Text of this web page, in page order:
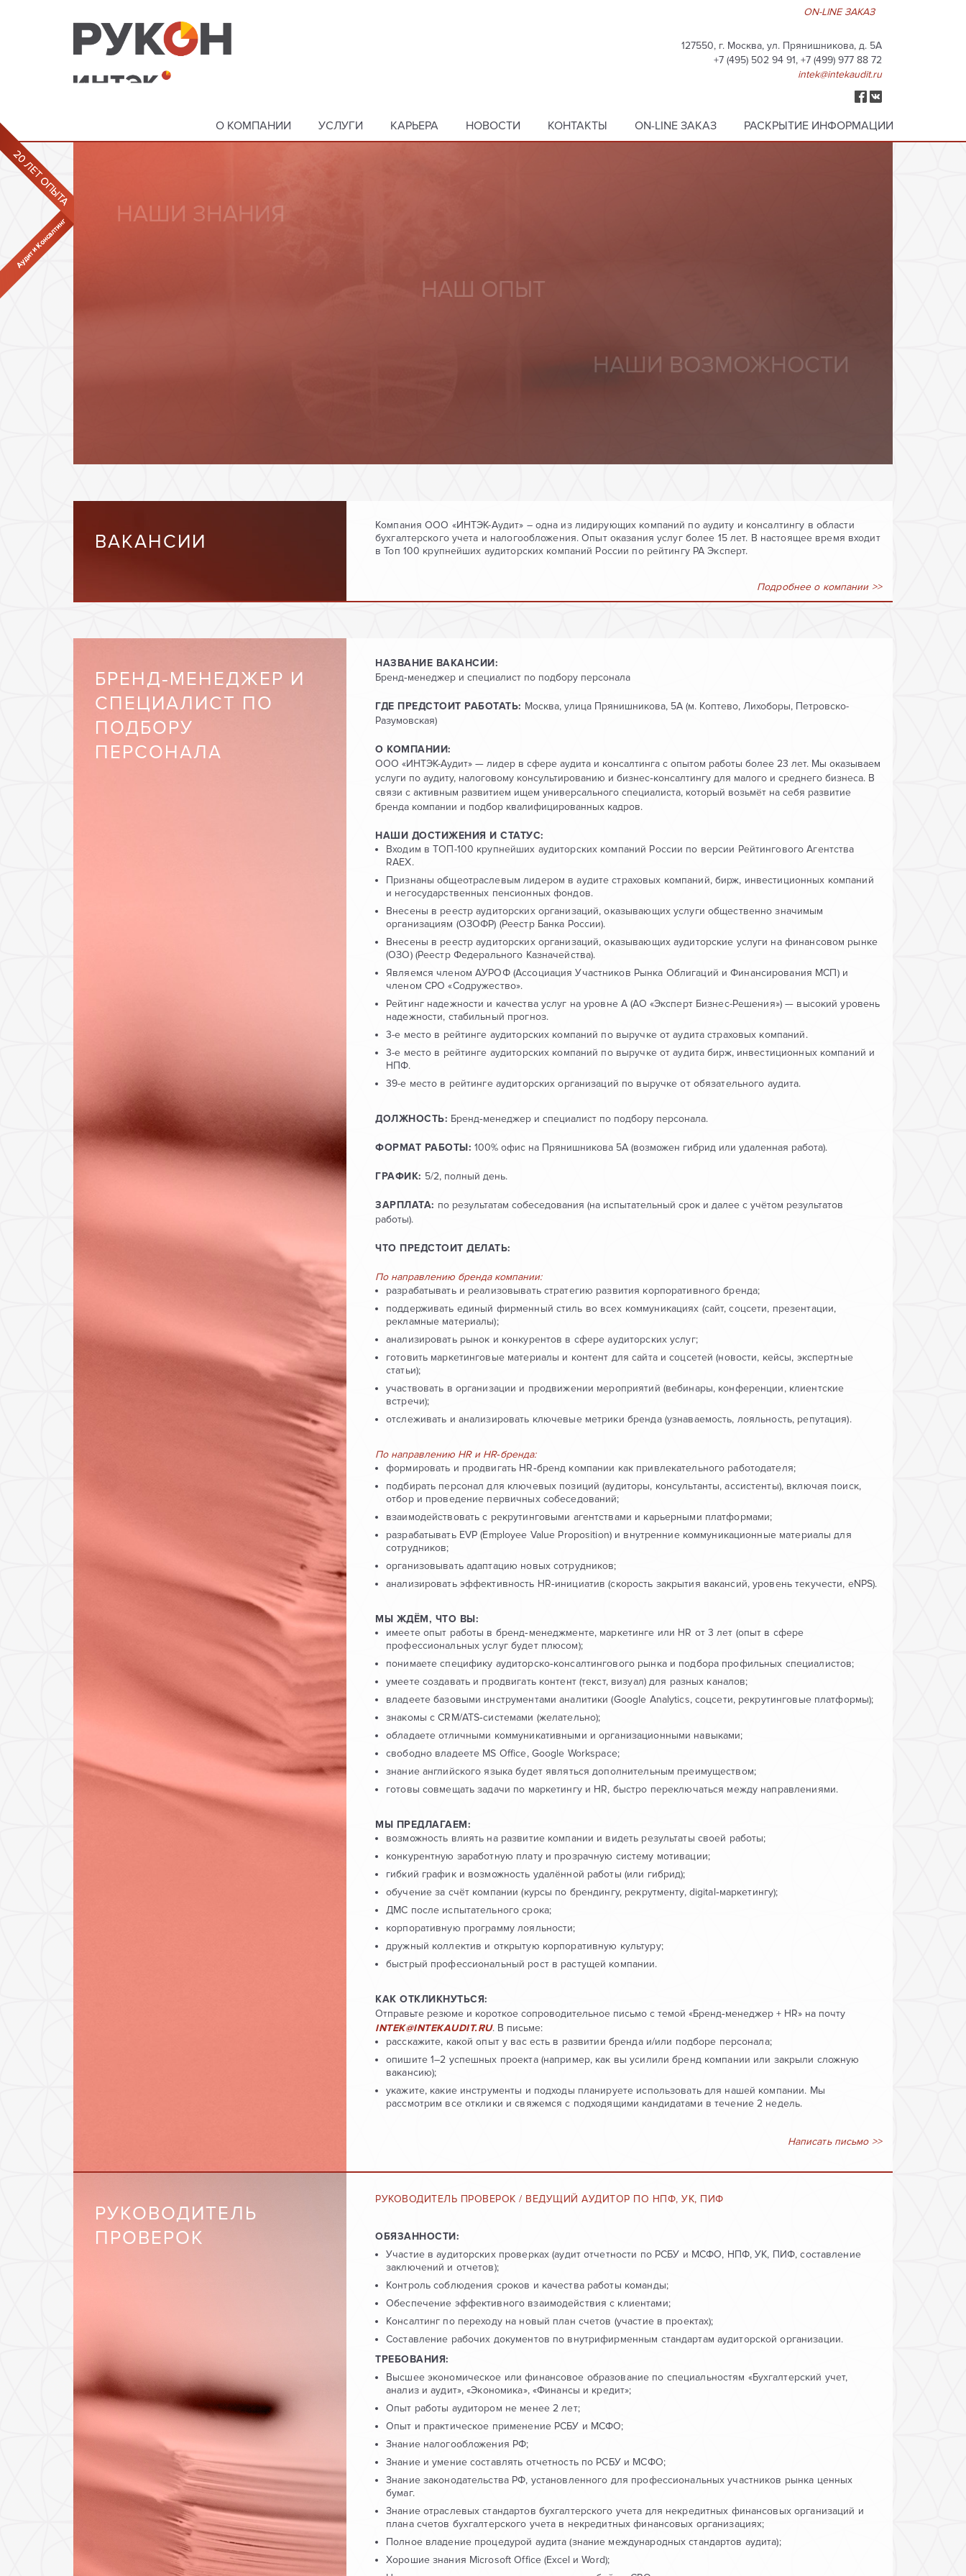
ON-LINE ЗАКАЗ
127550, г. Москва, ул. Прянишникова, д. 5А
+7 (495) 502 94 91, +7 (499) 977 88 72
intek@intekaudit.ru
О КОМПАНИИ УСЛУГИ КАРЬЕРА НОВОСТИ КОНТАКТЫ ON-LINE ЗАКАЗ РАСКРЫТИЕ ИНФОРМАЦИИ
«НАЙДИ СЕБЕ ДЕЛО ПО ДУШЕ, И ТЕБЕ НЕ ПРИДЁТСЯ РАБОТАТЬ
НИ ОДНОГО ДНЯ В СВОЕЙ ЖИЗНИ»
ВАКАНСИИ
Компания ООО «ИНТЭК-Аудит» – одна из лидирующих компаний по аудиту и консалтингу в области
бухгалтерского учета и налогообложения. Опыт оказания услуг более 15 лет. В настоящее время входит
в Топ 100 крупнейших аудиторских компаний России по рейтингу РА Эксперт.
Подробнее о компании >>
БРЕНД‑МЕНЕДЖЕР И
СПЕЦИАЛИСТ ПО
ПОДБОРУ
ПЕРСОНАЛА
НАЗВАНИЕ ВАКАНСИИ:
Бренд‑менеджер и специалист по подбору персонала
ГДЕ ПРЕДСТОИТ РАБОТАТЬ: Москва, улица Прянишникова, 5А (м. Коптево, Лихоборы, Петровско-
Разумовская)
О КОМПАНИИ:
ООО «ИНТЭК-Аудит» — лидер в сфере аудита и консалтинга с опытом работы более 23 лет. Мы оказываем
услуги по аудиту, налоговому консультированию и бизнес‑консалтингу для малого и среднего бизнеса. В
связи с активным развитием ищем универсального специалиста, который возьмёт на себя развитие
бренда компании и подбор квалифицированных кадров.
НАШИ ДОСТИЖЕНИЯ И СТАТУС:
Входим в ТОП-100 крупнейших аудиторских компаний России по версии Рейтингового Агентства
RAEX.
Признаны общеотраслевым лидером в аудите страховых компаний, бирж, инвестиционных компаний
и негосударственных пенсионных фондов.
Внесены в реестр аудиторских организаций, оказывающих услуги общественно значимым
организациям (ОЗОФР) (Реестр Банка России).
Внесены в реестр аудиторских организаций, оказывающих аудиторские услуги на финансовом рынке
(ОЗО) (Реестр Федерального Казначейства).
Являемся членом АУРОФ (Ассоциация Участников Рынка Облигаций и Финансирования МСП) и
членом СРО «Содружество».
Рейтинг надежности и качества услуг на уровне A (АО «Эксперт Бизнес-Решения») — высокий уровень
надежности, стабильный прогноз.
3-е место в рейтинге аудиторских компаний по выручке от аудита страховых компаний.
3-е место в рейтинге аудиторских компаний по выручке от аудита бирж, инвестиционных компаний и
НПФ.
39-е место в рейтинге аудиторских организаций по выручке от обязательного аудита.
ДОЛЖНОСТЬ: Бренд‑менеджер и специалист по подбору персонала.
ФОРМАТ РАБОТЫ: 100% офис на Прянишникова 5А (возможен гибрид или удаленная работа).
ГРАФИК: 5/2, полный день.
ЗАРПЛАТА: по результатам собеседования (на испытательный срок и далее с учётом результатов
работы).
ЧТО ПРЕДСТОИТ ДЕЛАТЬ:
По направлению бренда компании:
разрабатывать и реализовывать стратегию развития корпоративного бренда;
поддерживать единый фирменный стиль во всех коммуникациях (сайт, соцсети, презентации,
рекламные материалы);
анализировать рынок и конкурентов в сфере аудиторских услуг;
готовить маркетинговые материалы и контент для сайта и соцсетей (новости, кейсы, экспертные
статьи);
участвовать в организации и продвижении мероприятий (вебинары, конференции, клиентские
встречи);
отслеживать и анализировать ключевые метрики бренда (узнаваемость, лояльность, репутация).
По направлению HR и HR‑бренда:
формировать и продвигать HR‑бренд компании как привлекательного работодателя;
подбирать персонал для ключевых позиций (аудиторы, консультанты, ассистенты), включая поиск,
отбор и проведение первичных собеседований;
взаимодействовать с рекрутинговыми агентствами и карьерными платформами;
разрабатывать EVP (Employee Value Proposition) и внутренние коммуникационные материалы для
сотрудников;
организовывать адаптацию новых сотрудников;
анализировать эффективность HR‑инициатив (скорость закрытия вакансий, уровень текучести, eNPS).
МЫ ЖДЁМ, ЧТО ВЫ:
имеете опыт работы в бренд‑менеджменте, маркетинге или HR от 3 лет (опыт в сфере
профессиональных услуг будет плюсом);
понимаете специфику аудиторско‑консалтингового рынка и подбора профильных специалистов;
умеете создавать и продвигать контент (текст, визуал) для разных каналов;
владеете базовыми инструментами аналитики (Google Analytics, соцсети, рекрутинговые платформы);
знакомы с CRM/ATS‑системами (желательно);
обладаете отличными коммуникативными и организационными навыками;
свободно владеете MS Office, Google Workspace;
знание английского языка будет являться дополнительным преимуществом;
готовы совмещать задачи по маркетингу и HR, быстро переключаться между направлениями.
МЫ ПРЕДЛАГАЕМ:
возможность влиять на развитие компании и видеть результаты своей работы;
конкурентную заработную плату и прозрачную систему мотивации;
гибкий график и возможность удалённой работы (или гибрид);
обучение за счёт компании (курсы по брендингу, рекрутменту, digital‑маркетингу);
ДМС после испытательного срока;
корпоративную программу лояльности;
дружный коллектив и открытую корпоративную культуру;
быстрый профессиональный рост в растущей компании.
КАК ОТКЛИКНУТЬСЯ:
Отправьте резюме и короткое сопроводительное письмо с темой «Бренд‑менеджер + HR» на почту
INTEK@INTEKAUDIT.RU. В письме:
расскажите, какой опыт у вас есть в развитии бренда и/или подборе персонала;
опишите 1–2 успешных проекта (например, как вы усилили бренд компании или закрыли сложную
вакансию);
укажите, какие инструменты и подходы планируете использовать для нашей компании. Мы
рассмотрим все отклики и свяжемся с подходящими кандидатами в течение 2 недель.
Написать письмо >>
РУКОВОДИТЕЛЬ
ПРОВЕРОК
РУКОВОДИТЕЛЬ ПРОВЕРОК / ВЕДУЩИЙ АУДИТОР ПО НПФ, УК, ПИФ
ОБЯЗАННОСТИ:
Участие в аудиторских проверках (аудит отчетности по РСБУ и МСФО, НПФ, УК, ПИФ, составление
заключений и отчетов);
Контроль соблюдения сроков и качества работы команды;
Обеспечение эффективного взаимодействия с клиентами;
Консалтинг по переходу на новый план счетов (участие в проектах);
Составление рабочих документов по внутрифирменным стандартам аудиторской организации.
ТРЕБОВАНИЯ:
Высшее экономическое или финансовое образование по специальностям «Бухгалтерский учет,
анализ и аудит», «Экономика», «Финансы и кредит»;
Опыт работы аудитором не менее 2 лет;
Опыт и практическое применение РСБУ и МСФО;
Знание налогообложения РФ;
Знание и умение составлять отчетность по РСБУ и МСФО;
Знание законодательства РФ, установленного для профессиональных участников рынка ценных
бумаг.
Знание отраслевых стандартов бухгалтерского учета для некредитных финансовых организаций и
плана счетов бухгалтерского учета в некредитных финансовых организациях;
Полное владение процедурой аудита (знание международных стандартов аудита);
Хорошие знания Microsoft Office (Excel и Word);